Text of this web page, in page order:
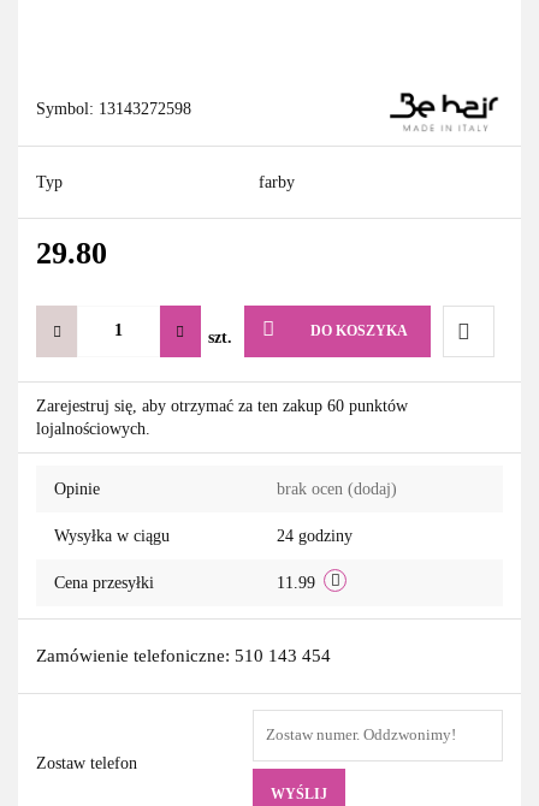
Symbol: 13143272598
Typ farby
29.80
szt. DO KOSZYKA
Do
Zarejestruj się, aby otrzymać za ten zakup 60 punktów
lojalnościowych.
Opinie brak ocen (dodaj)
Wysyłka w ciągu 24 godziny
Cena przesyłki 11.99
Zamówienie telefoniczne: 510 143 454
Zostaw telefon
WYŚLIJ